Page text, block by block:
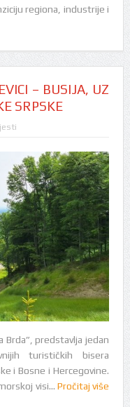
regiona, industrije i
– BUSIJA, UZ
SRPSKE
Brda”, predstavlja jedan
turističkih bisera
i Bosne i Hercegovine.
visi... Pročitaj više